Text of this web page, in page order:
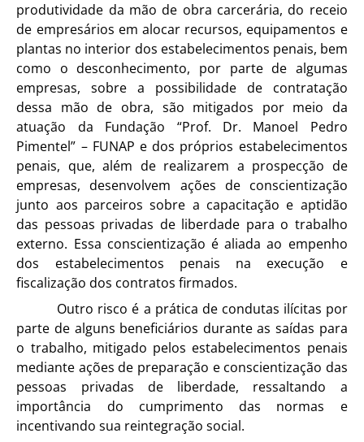
produtividade da mão de obra carcerária, do receio
de empresários em alocar recursos, equipamentos e
plantas no interior dos estabelecimentos penais, bem
como o desconhecimento, por parte de algumas
empresas, sobre a possibilidade de contratação
dessa mão de obra, são mitigados por meio da
atuação da Fundação “Prof. Dr. Manoel Pedro
Pimentel” – FUNAP e dos próprios estabelecimentos
penais, que, além de realizarem a prospecção de
empresas, desenvolvem ações de conscientização
junto aos parceiros sobre a capacitação e aptidão
das pessoas privadas de liberdade para o trabalho
externo. Essa conscientização é aliada ao empenho
dos estabelecimentos penais na execução e
fiscalização dos contratos firmados.
Outro risco é a prática de condutas ilícitas por
parte de alguns beneficiários durante as saídas para
o trabalho, mitigado pelos estabelecimentos penais
mediante ações de preparação e conscientização das
pessoas privadas de liberdade, ressaltando a
importância do cumprimento das normas e
incentivando sua reintegração social.